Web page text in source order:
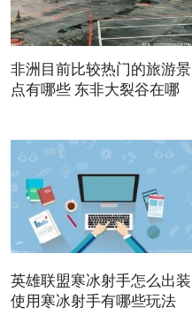
非洲目前比较热门的旅游景
点有哪些 东非大裂谷在哪
英雄联盟寒冰射手怎么出装
使用寒冰射手有哪些玩法